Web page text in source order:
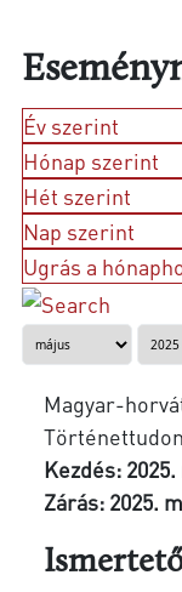
Év szerint
Hónap szerint
Hét szerint
Nap szerint
Ugrás a
Magyar-
Kezdés:
Zárás: 2025.